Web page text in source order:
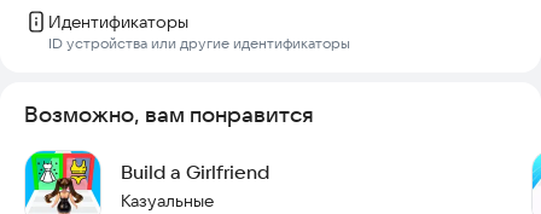
Creepy Dress Up!
Скачайте бесплатно и придумайте свой идеальный хоррор-
email:zakariyaqesmi@gmail.com
Идентификаторы
ID устройства или другие идентификаторы
Возможно, вам понравится
Build a Girlfriend
Казуальные